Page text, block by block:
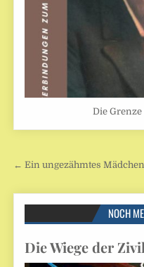
Die
← Ein ungezähmtes Mädchen
NOCH
Die Wiege der